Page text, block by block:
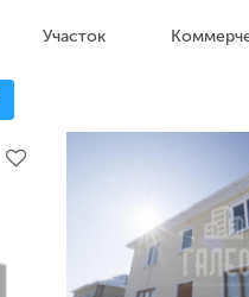
Участок